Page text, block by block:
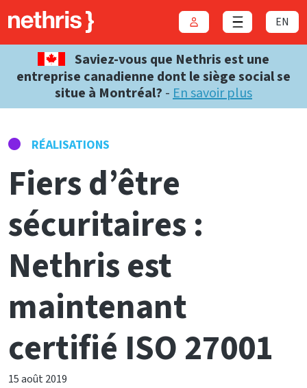
ConnexionClose menu
EN
Saviez-vous que Nethris est une
entreprise canadienne dont le siège social se
situe à Montréal? -En savoir plus
RÉALISATIONS
Fiers d’être
sécuritaires :
Nethris est
maintenant
certifié ISO 27001
15 août 2019